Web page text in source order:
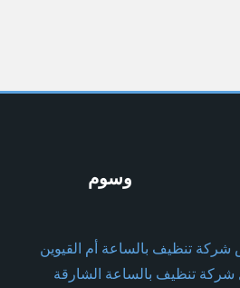
وسوم
تنظيف بالساعة أم القيوين
تنظيف بالساعة الشارقة